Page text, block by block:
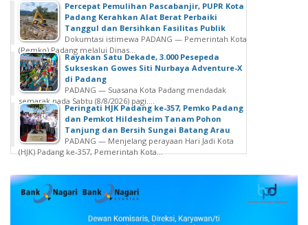
Percepat Pemulihan Pascabanjir, PUPR Kota
Padang Kerahkan Alat Berat Perbaiki
Tanggul dan Bersihkan Fasilitas Publik
Dokumtasi istimewa PADANG — Pemerintah Kota
(Pemko) Padang melalui Dinas...
Rayakan Satu Dekade, 3.000 Pesepeda
Sukseskan Gowes Siti Nurbaya Adventure-X
di Padang
PADANG — Suasana Kota Padang mendadak
semarak pada Sabtu (8/8/2026) pagi....
Peringati HJK Padang ke-357, Pemko Padang
dan Pemkot Hildesheim Tanam Pohon
Tanjung dan Bersih Sungai Batang Arau
PADANG — Menjelang perayaan Hari Jadi Kota
(HJK) Padang ke-357, Pemerintah Kota...